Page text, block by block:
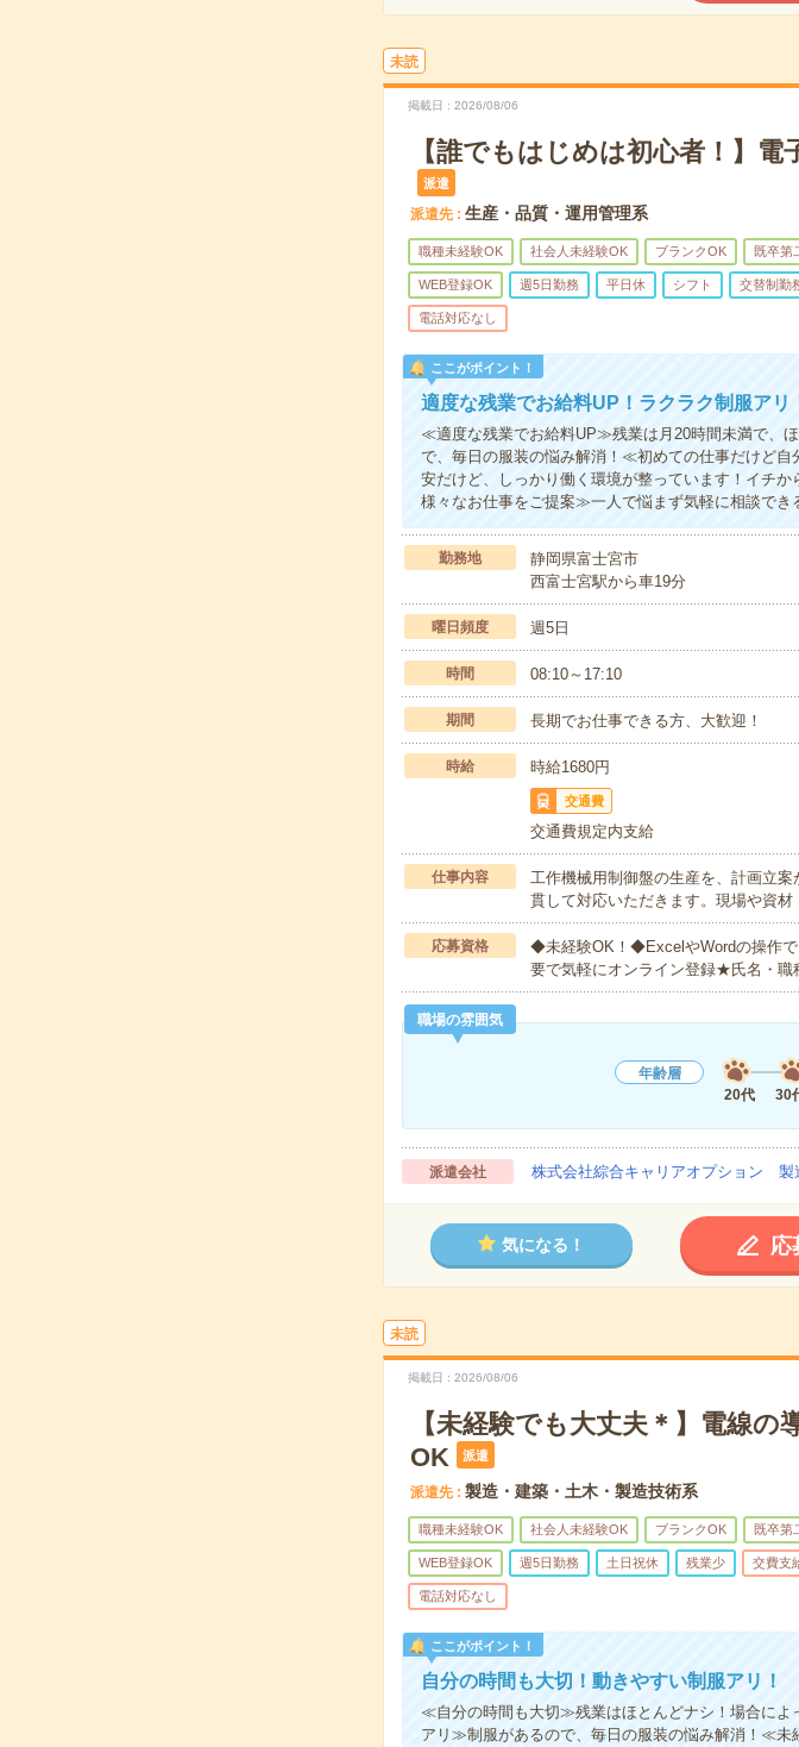
未読
掲載日 2026/08/06
【誰でもはじめは初心者！】
派遣
派遣先 生産・品質・運用管理系
職種未経験OK 社会人未経験OK ブランクOK 既卒第
WEB登録OK 週5日勤務 平日休 シフト 交替制勤
電話対応なし
ここがポイント！
適度な残業でお給料UP！ラクラク制服アリ
≪適度な残業でお給料UP≫残業は月20時間未満で、
で、毎日の服装の悩み解消！≪初めての仕事だけど
安だけど、しっかり働く環境が整っています！イチ
様々なお仕事をご提案≫一人で悩まず気軽に相談でき
勤務地
静岡県富士宮市
西富士宮駅から車19分
曜日頻度 週5日
時間 08:10～17:10
期間 長期でお仕事できる方、大歓迎！
時給 時給1680円
交通費
交通費規定内支給
仕事内容
工作機械用制御盤の生産を、計画立
貫して対応いただきます。現場や資
応募資格
◆未経験OK！◆ExcelやWordの操作で
要で気軽にオンライン登録★氏名・
職場の雰囲気
年齢層
20代
30
派遣会社 株式会社綜合キャリアオプション 製
気になる！ 応
未読
掲載日 2026/08/06
【未経験でも大丈夫＊】電線
OK
派遣
派遣先 製造・建築・土木・製造技術系
職種未経験OK 社会人未経験OK ブランクOK 既卒第
WEB登録OK 週5日勤務 土日祝休 残業少 交費支
電話対応なし
ここがポイント！
自分の時間も大切！動きやすい制服アリ！
≪自分の時間も大切≫残業はほとんどナシ！場合に
アリ≫制服があるので、毎日の服装の悩み解消！≪